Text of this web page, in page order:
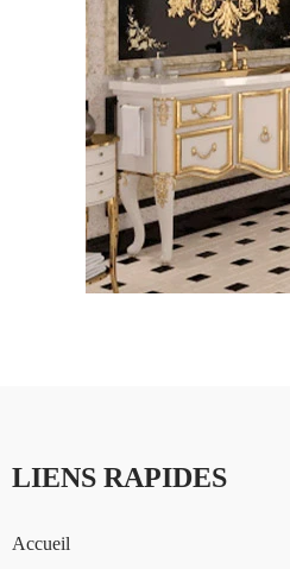
LIENS RAPIDES
Accueil